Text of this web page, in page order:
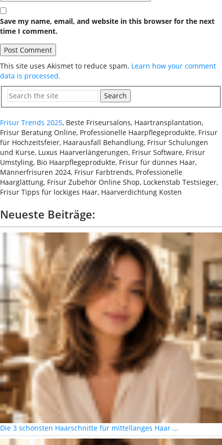
Save my name, email, and website in this browser for the next
time I comment.
This site uses Akismet to reduce spam. Learn how your comment
data is processed.
Search
Frisur Trends 2025, Beste Friseursalons, Haartransplantation,
Frisur Beratung Online, Professionelle Haarpflegeprodukte, Frisur
für Hochzeitsfeier, Haarausfall Behandlung, Frisur Schulungen
und Kurse, Luxus Haarverlängerungen, Frisur Software, Frisur
Umstyling, Bio Haarpflegeprodukte, Frisur für dünnes Haar,
Männerfrisuren 2024, Frisur Farbtrends, Professionelle
Haarglättung, Frisur Zubehör Online Shop, Lockenstab Testsieger,
Frisur Tipps für lockiges Haar, Haarverdichtung Kosten
Neueste Beiträge:
Die 3 schönsten Haarschnitte für mittellanges Haar …